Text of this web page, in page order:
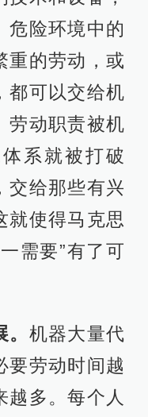
危险环境中的
重的劳动，或
都可以交给机
劳动职责被机
系就被打破
交给那些有兴
就使得马克思
需要”有了可
机器大量代
要劳动时间越
越多。每个人